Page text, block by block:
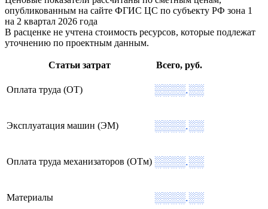
опубликованным на сайте ФГИС ЦС по субъекту РФ зона 1
на 2 квартал 2026 года
В расценке не учтена стоимость ресурсов, которые подлежат
уточнению по проектным данным.
Статьи затрат Всего, руб.
Оплата труда (ОТ) ░░░░.░░
Эксплуатация машин (ЭМ) ░░░░.░░
Оплата труда механизаторов (ОТм) ░░░░.░░
Материалы ░░░░.░░